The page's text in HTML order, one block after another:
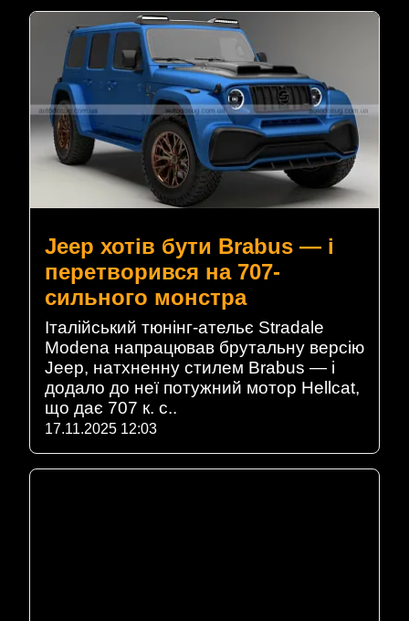
Jeep хотів бути Brabus — і
перетворився на 707-
сильного монстра
Італійський тюнінг-ательє Stradale
Modena напрацював брутальну версію
Jeep, натхненну стилем Brabus — і
додало до неї потужний мотор Hellcat,
що дає 707 к. с..
17.11.2025 12:03